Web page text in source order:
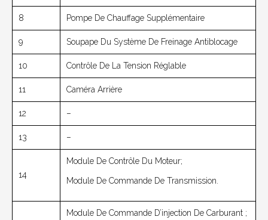
8 Pompe De Chauffage Supplémentaire
9 Soupape Du Système De Freinage Antiblocage
10 Contrôle De La Tension Réglable
11 Caméra Arrière
12 –
13 –
14
Module De Contrôle Du Moteur;
Module De Commande De Transmission.
Module De Commande D’injection De Carburant ;